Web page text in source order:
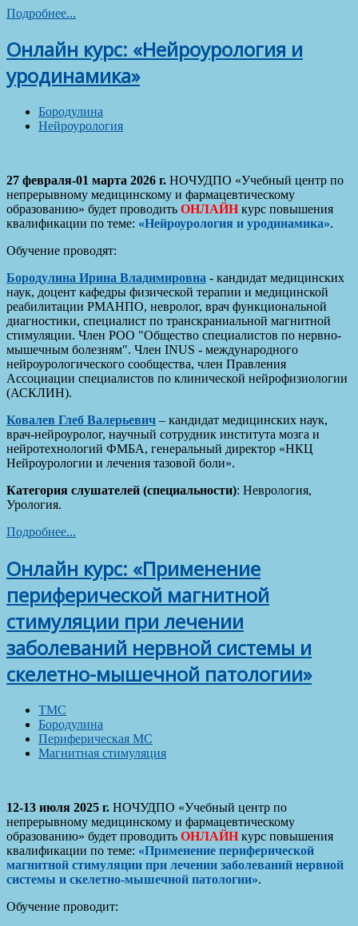
Подробнее...
Онлайн курс: «Нейроурология и
уродинамика»
Бородулина
Нейроурология
27 февраля-01 марта 2026 г. НОЧУДПО «Учебный центр по
непрерывному медицинскому и фармацевтическому
образованию» будет проводить ОНЛАЙНкурс повышения
квалификации по теме: «Нейроурология и уродинамика».
Обучение проводят:
Бородулина Ирина Владимировна - кандидат медицинских
наук, доцент кафедры физической терапии и медицинской
реабилитации РМАНПО, невролог, врач функциональной
диагностики, специалист по транскраниальной магнитной
стимуляции. Член РОО "Общество специалистов по нервно-
мышечным болезням". Член INUS - международного
нейроурологического сообщества, член Правления
Ассоциации специалистов по клинической нейрофизиологии
(АСКЛИН).
Ковалев Глеб Валерьевич – кандидат медицинских наук,
врач-нейроуролог, научный сотрудник института мозга и
нейротехнологий ФМБА, генеральный директор «НКЦ
Нейроурологии и лечения тазовой боли».
Категория слушателей (специальности): Неврология,
Урология.
Подробнее...
Онлайн курс: «Применение
периферической магнитной
стимуляции при лечении
заболеваний нервной системы и
скелетно-мышечной патологии»
ТМС
Бородулина
Периферическая МС
Магнитная стимуляция
12-13 июля 2025 г. НОЧУДПО «Учебный центр по
непрерывному медицинскому и фармацевтическому
образованию» будет проводить ОНЛАЙНкурс повышения
квалификации по теме: «Применение периферической
магнитной стимуляции при лечении заболеваний нервной
системы и скелетно-мышечной патологии».
Обучение проводит: